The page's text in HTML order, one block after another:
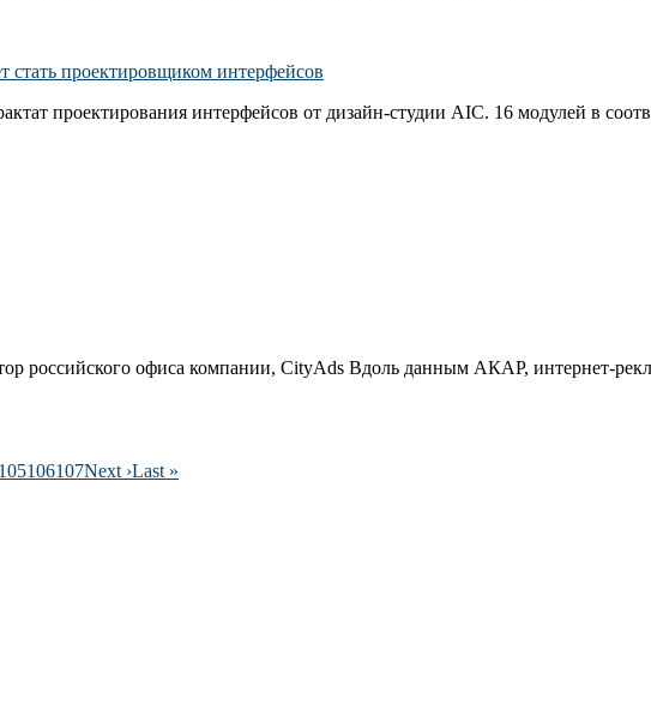
стать проектировщиком интерфейсов
проектирования интерфейсов от дизайн-студии AIC. 16 модулей в
российского офиса компании, CityAds Вдоль данным АКАР, интернет-
105106107Next ›Last »